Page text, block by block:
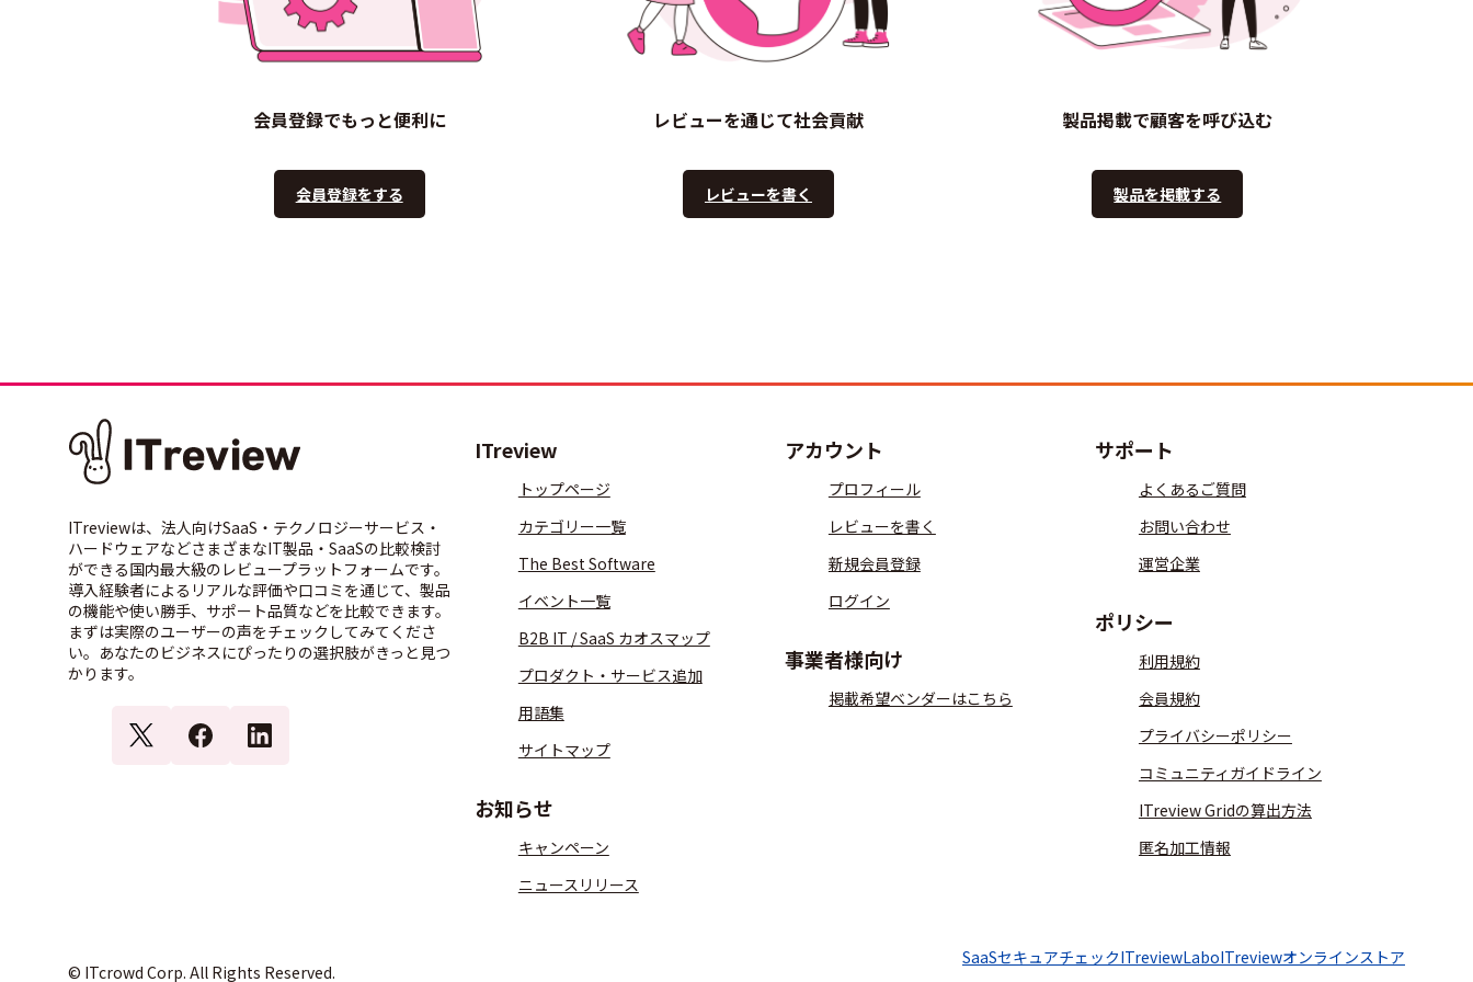
会員登録でもっと便利に
会員登録をする
レビューを通じて社会貢献
レビューを書く
製品掲載で顧客を呼び込む
製品を掲載する
ITreviewは、法人向けSaaS・テクノロジーサービス・
ハードウェアなどさまざまなIT製品・SaaSの比較検討
ができる国内最大級のレビュープラットフォームです。
導入経験者によるリアルな評価や口コミを通じて、製品
の機能や使い勝手、サポート品質などを比較できます。
まずは実際のユーザーの声をチェックしてみてくださ
い。あなたのビジネスにぴったりの選択肢がきっと見つ
かります。
ITreview
トップページ
カテゴリー一覧
The Best Software
イベント一覧
B2B IT / SaaS カオスマップ
プロダクト・サービス追加
用語集
サイトマップ
お知らせ
キャンペーン
ニュースリリース
アカウント
プロフィール
レビューを書く
新規会員登録
ログイン
事業者様向け
掲載希望ベンダーはこちら
サポート
よくあるご質問
お問い合わせ
運営企業
ポリシー
利用規約
会員規約
プライバシーポリシー
コミュニティガイドライン
ITreview Gridの算出方法
匿名加工情報
© ITcrowd Corp. All Rights Reserved.
SaaSセキュアチェックITreviewLaboITreviewオンラインストア